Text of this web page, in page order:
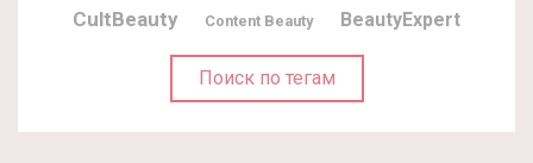
CultBeauty Content Beauty BeautyExpert
Поиск по тегам